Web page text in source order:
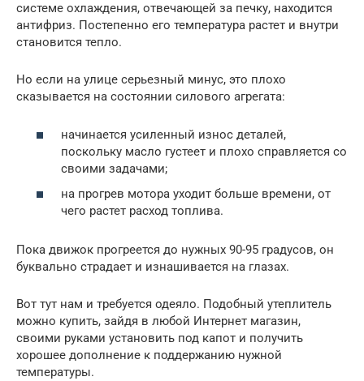
системе охлаждения, отвечающей за печку, находится
антифриз. Постепенно его температура растет и внутри
становится тепло.
Но если на улице серьезный минус, это плохо
сказывается на состоянии силового агрегата:
начинается усиленный износ деталей,
поскольку масло густеет и плохо справляется со
своими задачами;
на прогрев мотора уходит больше времени, от
чего растет расход топлива.
Пока движок прогреется до нужных 90-95 градусов, он
буквально страдает и изнашивается на глазах.
Вот тут нам и требуется одеяло. Подобный утеплитель
можно купить, зайдя в любой Интернет магазин,
своими руками установить под капот и получить
хорошее дополнение к поддержанию нужной
температуры.